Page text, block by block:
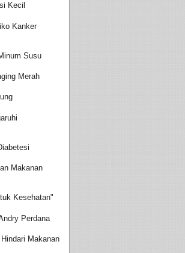
Kecil
Kanker
Susu
Merah
Makanan
Kesehatan"
Perdana
Makanan